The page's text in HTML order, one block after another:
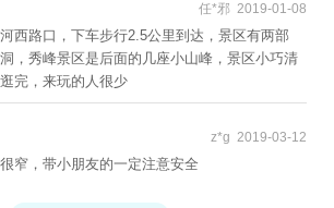
任*邪 2019-01-08
西路口，下车步行2.5公里到达，景区有两部
，秀峰景区是后面的几座小山峰，景区小巧清
完，来玩的人很少
z*g 2019-03-12
窄，带小朋友的一定注意安全